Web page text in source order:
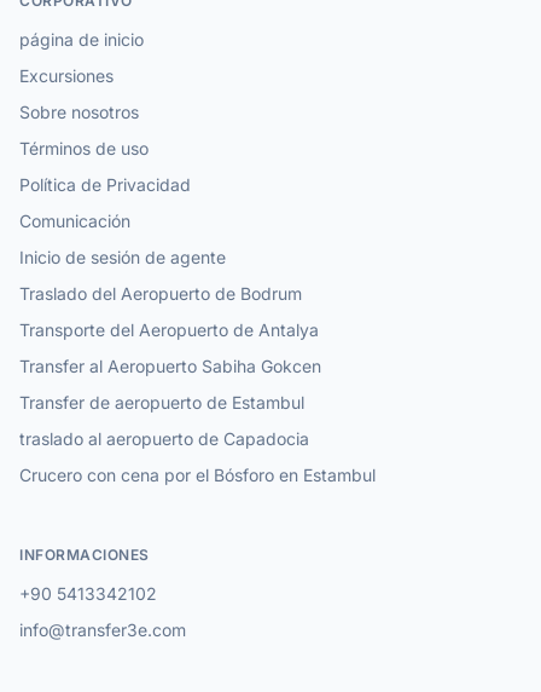
página de inicio
Excursiones
Sobre nosotros
Términos de uso
Política de Privacidad
Comunicación
Inicio de sesión de agente
Traslado del Aeropuerto de Bodrum
Transporte del Aeropuerto de Antalya
Transfer al Aeropuerto Sabiha Gokcen
Transfer de aeropuerto de Estambul
traslado al aeropuerto de Capadocia
Crucero con cena por el Bósforo en Estambul
INFORMACIONES
+90 5413342102
info@transfer3e.com